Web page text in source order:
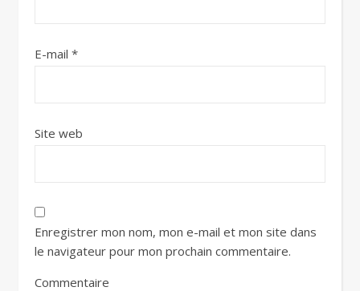
E-mail *
Site web
Enregistrer mon nom, mon e-mail et mon site dans
le navigateur pour mon prochain commentaire.
Commentaire